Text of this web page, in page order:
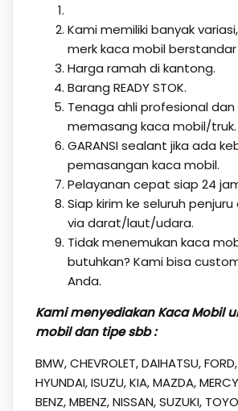
Kami memiliki banyak
merk kaca mobil berstandar
Harga ramah di kantong.
Barang READY STOK.
Tenaga ahli profesional
memasang kaca mobil/truk.
GARANSI sealant jika ada
pemasangan kaca mobil.
Pelayanan cepat siap 24
Siap kirim ke seluruh
via darat/laut/udara.
Tidak menemukan kaca
butuhkan? Kami bisa
Anda.
Kami menyediakan Kaca Mobil
mobil dan tipe sbb :
BMW, CHEVROLET, DAIHATSU,
HYUNDAI, ISUZU, KIA, MAZDA,
BENZ, MBENZ, NISSAN, SUZUKI,